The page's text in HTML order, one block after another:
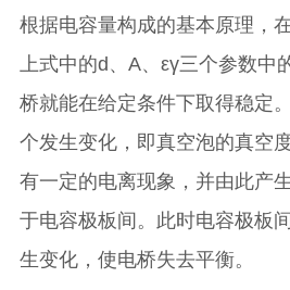
根据电容量构成的基本原理，
上式中的d、A、εγ三个参数中
桥就能在给定条件下取得稳定
个发生变化，即真空泡的真空
有一定的电离现象，并由此产
于电容极板间。此时电容极板
生变化，使电桥失去平衡。